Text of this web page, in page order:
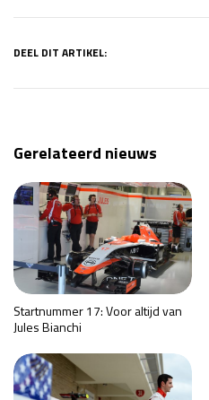
DEEL DIT ARTIKEL:
Gerelateerd nieuws
Startnummer 17: Voor altijd van
Jules Bianchi